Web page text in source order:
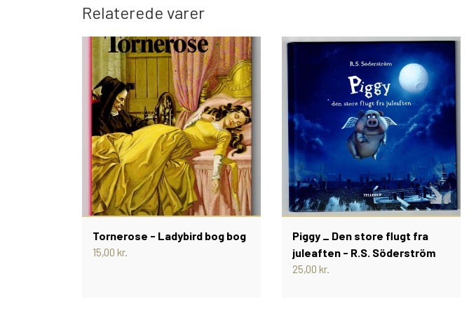
Relaterede varer
Tornerose - Ladybird bog bog
15,00 kr.
Piggy _ Den store flugt fra
juleaften - R.S. Söderström
25,00 kr.